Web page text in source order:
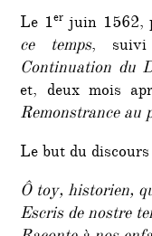
Le 1erjuin 1562,
ce temps,
Continuation du
et, deux mois
Remonstrance au
Le but du
Ô toy, historien,
Escris de nostre